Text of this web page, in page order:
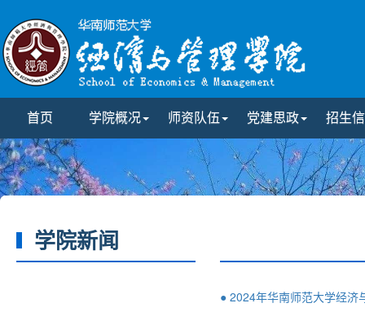
首页 学院概况 师资队伍 党建思政 招生
学院新闻
● 2024年华南师范大学经济